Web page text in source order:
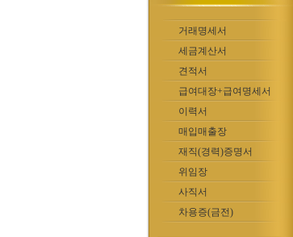
거래명세서
세금계산서
견적서
급여대장+급여명세서
이력서
매입매출장
재직(경력)증명서
위임장
사직서
차용증(금전)